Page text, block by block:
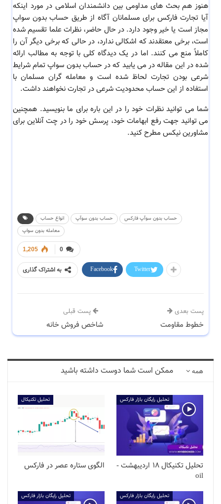
هنوز هم بحث‌ های مداومی بین دانشمندان اسلامی در مورد اینکه
آیا تجارت فارکس برای مسلمانان آگاه از طریق حساب بدون سواپ
مجاز است یا خیر وجود دارد. در حال حاضر، نظرات علما تقسیم شده
است، برخی معتقدند که اشکالی ندارد، در حالی که برخی دیگر آن را
کاملاً منع می کنند. اما در یک دیدگاه کلی با توجه به مطالب ارائه
شده در این مقاله در می یابید که در حساب بدون سواپ تمام شرایط
شرعی بودن تجارت لحاظ شده است و معامله گران مسلمان با
استفاده از این حساب محدودیت شرعی در تجارت نخواهند داشت.
شما می توانید نظرات خود را در این باره برای ما بنویسید. همچنین
می توانید جهت رفع ابهامات خود، پرسش خود را در چت آنلاین برای
مشاورین نیکس مطرح کنید.
انواع حساب حساب بدون سوآپ
حساب بدون سوآپ فارکس
معامله بدون سواپ
0
1,205
به اشتراک گذاری Facebook Twitter
پست قبلی
شاخص فروش خانه
پست بعدی
خطوط مقاومت
همه ممکن است شما دوست داشته باشید
تحلیل تکنیکال
الگوی ستاره عصر در فارکس
تحلیل رایگان بازار فارکس
تحلیل تکنیکال 18 اردیبهشت -
oil
تحلیل رایگان بازار فارکس تحلیل رایگان بازار فارکس